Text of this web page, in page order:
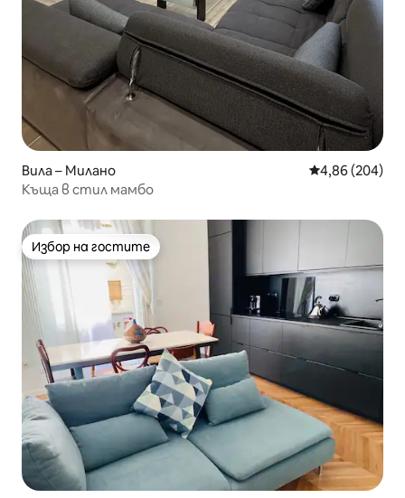
Вила – Милано Средна
4,86 (204)
Къща в стил мамбо
Избор на гостите
Избор на гостите